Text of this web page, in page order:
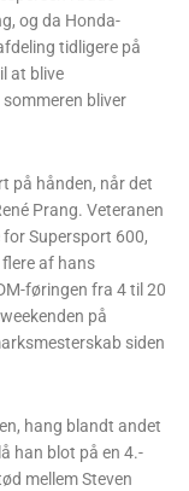
og da Honda-
tidligere på
at blive
bliver
på hånden, når det
Prang. Veteranen
Supersport 600,
af hans
føringen fra 4 til 20
på
siden
hang blandt andet
han blot på en 4.-
mellem Steven